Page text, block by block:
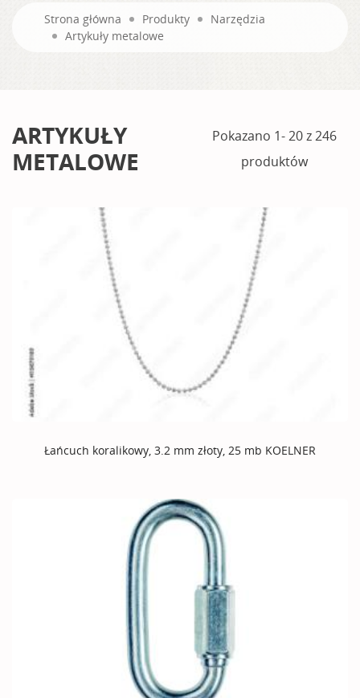
Strona główna Produkty
Narzędzia
Artykuły metalowe
ARTYKUŁY
METALOWE
Pokazano 1- 20 z 246
produktów
Łańcuch koralikowy, 3.2 mm złoty, 25 mb KOELNER